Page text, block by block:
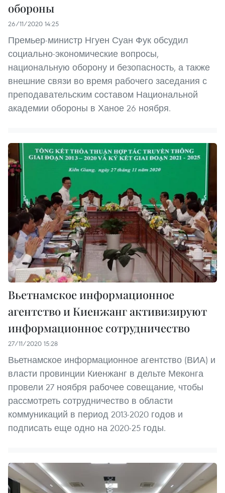
обороны
26/11/2020 14:25
Премьер-министр Нгуен Суан Фук обсудил
социально-экономические вопросы,
национальную оборону и безопасность, а также
внешние связи во время рабочего заседания с
преподавательским составом Национальной
академии обороны в Ханое 26 ноября.
Вьетнамское информационное
агентство и Киенжанг активизируют
информационное сотрудничество
27/11/2020 15:28
Вьетнамское информационное агентство (ВИА) и
власти провинции Киенжанг в дельте Меконга
провели 27 ноября рабочее совещание, чтобы
рассмотреть сотрудничество в области
коммуникаций в период 2013-2020 годов и
подписать еще одно на 2020-25 годы.